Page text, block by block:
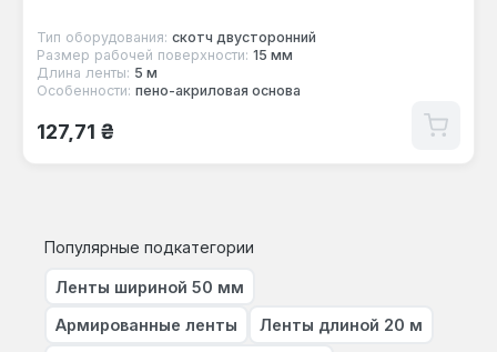
Тип оборудования: скотч двусторонний
Размер рабочей поверхности: 15 мм
Длина ленты: 5 м
Особенности: пено-акриловая основа
Обычная цена:
127,71 ₴
Популярные подкатегории
Ленты шириной 50 мм
Армированные ленты Ленты длиной 20 м